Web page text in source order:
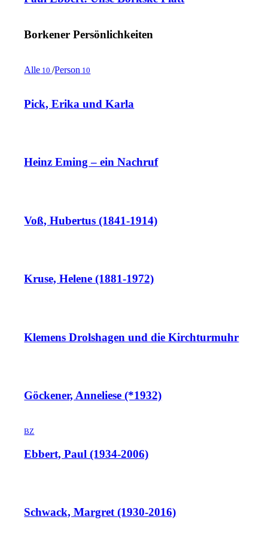
Borkener Persönlichkeiten
Alle 10/Person 10
Pick, Erika und Karla
Heinz Eming – ein Nachruf
Voß, Hubertus (1841-1914)
Kruse, Helene (1881-1972)
Klemens Drolshagen und die Kirchturmuhr
Göckener, Anneliese (*1932)
BZ
Ebbert, Paul (1934-2006)
Schwack, Margret (1930-2016)